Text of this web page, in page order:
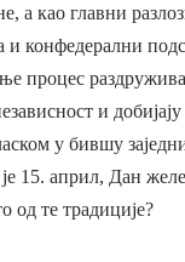
а као главни
и конфедерални
процес
и
у бившу
15. април, Дан
од те традиције?